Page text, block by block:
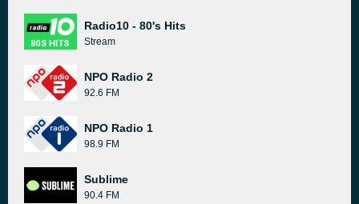
Radio10 - 80's Hits
Stream
NPO Radio 2
92.6 FM
NPO Radio 1
98.9 FM
Sublime
90.4 FM